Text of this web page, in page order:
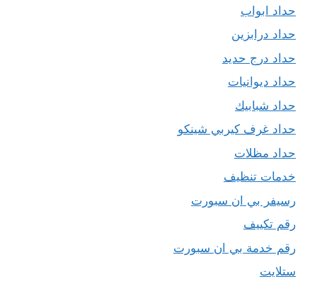
حداد ابواب
حداد درابزين
حداد درج حديد
حداد ديوانيات
حداد شبابيك
حداد غرف كيربي شينكو
حداد مظلات
خدمات تنظيف
رسيفر بي ان سبورت
رقم تكييف
رقم خدمة بي ان سبورت
ستلايت